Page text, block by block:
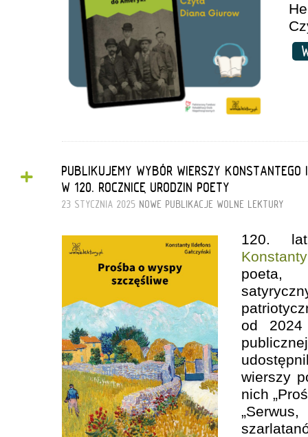
+
PUBLIKUJEMY WYBÓR WIERSZY
W 120. ROCZNICĘ URODZIN POETY
23 STYCZNIA 2025 NOWE PUBLIKACJE WOLNE LEKTURY
120.
od
wierszy
nich